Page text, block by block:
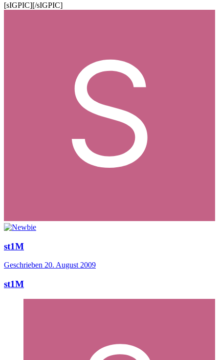
[sIGPIC][/sIGPIC]
st1M
Geschrieben 20. August 2009
st1M